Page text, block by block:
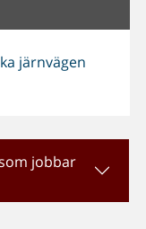
järnvägen
jobbar